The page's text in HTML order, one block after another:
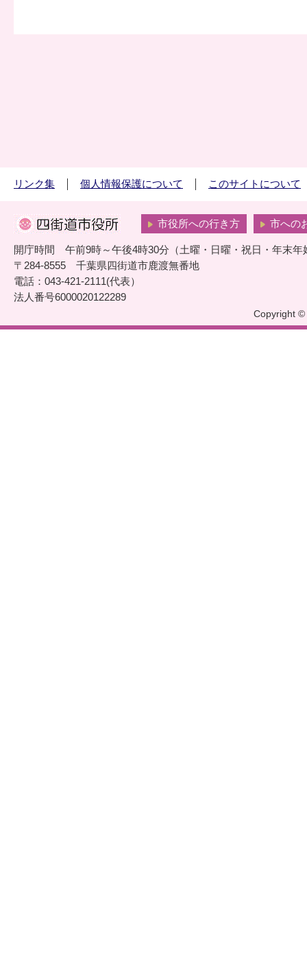
リンク集 個人情報保護について このサイトについて
市役所への行き方 市への
開庁時間 午前9時～午後4時30分（土曜・日曜・祝日・年末年
〒284-8555 千葉県四街道市鹿渡無番地
電話：043-421-2111(代表）
法人番号6000020122289
Copyright ©